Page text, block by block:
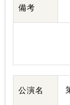
備考
公演名